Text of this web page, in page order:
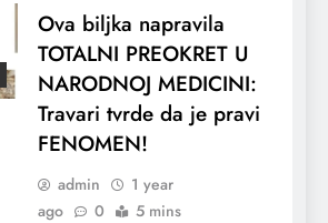
Ova biljka napravila
TOTALNI PREOKRET U
NARODNOJ MEDICINI:
Travari tvrde da je pravi
FENOMEN!
admin
1 year
ago
0 5 mins